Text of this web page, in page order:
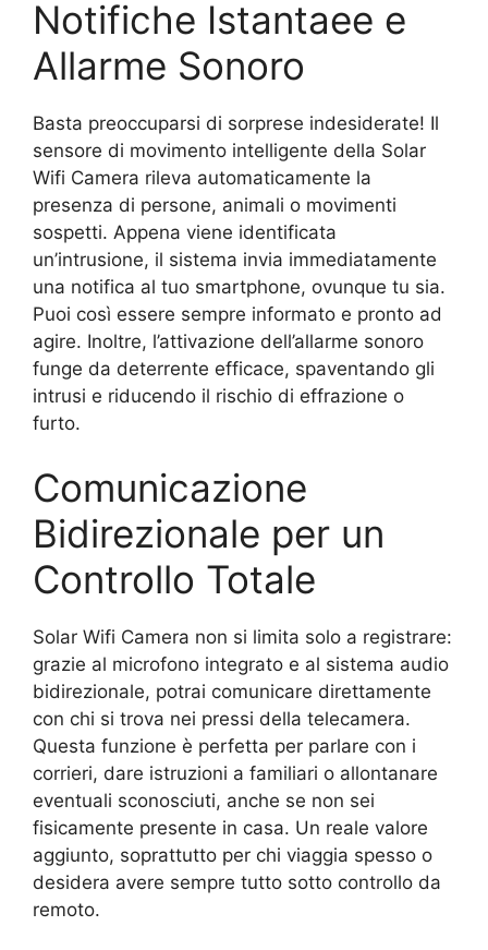
Notifiche Istantaee e
Allarme Sonoro
Basta preoccuparsi di sorprese indesiderate! Il
sensore di movimento intelligente della Solar
Wifi Camera rileva automaticamente la
presenza di persone, animali o movimenti
sospetti. Appena viene identificata
un’intrusione, il sistema invia immediatamente
una notifica al tuo smartphone, ovunque tu sia.
Puoi così essere sempre informato e pronto ad
agire. Inoltre, l’attivazione dell’allarme sonoro
funge da deterrente efficace, spaventando gli
intrusi e riducendo il rischio di effrazione o
furto.
Comunicazione
Bidirezionale per un
Controllo Totale
Solar Wifi Camera non si limita solo a registrare:
grazie al microfono integrato e al sistema audio
bidirezionale, potrai comunicare direttamente
con chi si trova nei pressi della telecamera.
Questa funzione è perfetta per parlare con i
corrieri, dare istruzioni a familiari o allontanare
eventuali sconosciuti, anche se non sei
fisicamente presente in casa. Un reale valore
aggiunto, soprattutto per chi viaggia spesso o
desidera avere sempre tutto sotto controllo da
remoto.